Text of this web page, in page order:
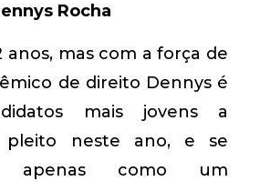
Rocha
anos, mas com a força de
de direito Dennys é
mais jovens a
pleito neste ano, e se
apenas como um